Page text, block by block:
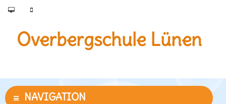
Overbergschule Lünen